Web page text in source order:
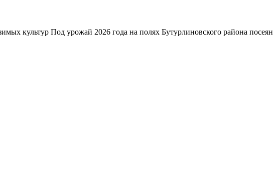
культур Под урожай 2026 года на полях Бутурлиновского района